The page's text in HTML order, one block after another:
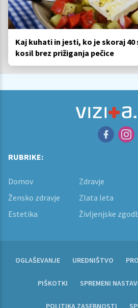
Kaj kuhati in jesti, ko je skoraj 40
kosil brez prižiganja pečice
RUBRIKE:
Domov Zdravje
Žensko zdravje
Zlata leta
Estetika
Življenjske
OGLAŠEVANJE UREDNIŠTVO
PIŠKOTKI SPREMENI
POLITIKA ZASEBNOSTI